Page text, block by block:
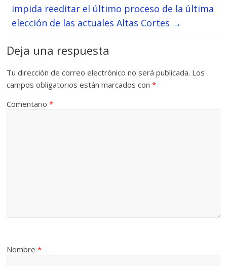
impida reeditar el último proceso de la última
elección de las actuales Altas Cortes →
Deja una respuesta
Tu dirección de correo electrónico no será publicada. Los
campos obligatorios están marcados con*
Comentario*
Nombre*